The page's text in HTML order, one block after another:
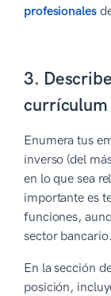
profesionales
3.
currículum
Enumera tus
inverso (del
en lo que sea
importante es
funciones,
sector bancario.
En la sección
posición,